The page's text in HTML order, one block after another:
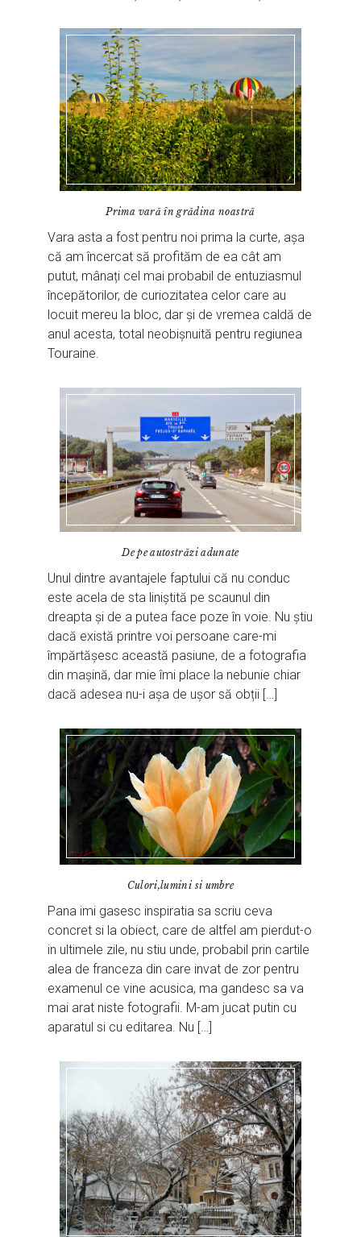
Prima vară în grădina noastră
Vara asta a fost pentru noi prima la curte, așa
că am încercat să profităm de ea cât am
putut, mânați cel mai probabil de entuziasmul
începătorilor, de curiozitatea celor care au
locuit mereu la bloc, dar și de vremea caldă de
anul acesta, total neobișnuită pentru regiunea
Touraine.
De pe autostrăzi adunate
Unul dintre avantajele faptului că nu conduc
este acela de sta liniștită pe scaunul din
dreapta și de a putea face poze în voie. Nu știu
dacă există printre voi persoane care-mi
împărtășesc această pasiune, de a fotografia
din mașină, dar mie îmi place la nebunie chiar
dacă adesea nu-i așa de ușor să obții […]
Culori,lumini si umbre
Pana imi gasesc inspiratia sa scriu ceva
concret si la obiect, care de altfel am pierdut-o
in ultimele zile, nu stiu unde, probabil prin cartile
alea de franceza din care invat de zor pentru
examenul ce vine acusica, ma gandesc sa va
mai arat niste fotografii. M-am jucat putin cu
aparatul si cu editarea. Nu […]